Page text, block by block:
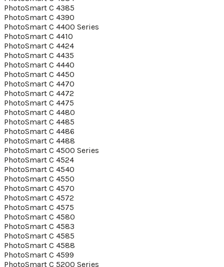
PhotoSmart C 4385
PhotoSmart C 4390
PhotoSmart C 4400 Series
PhotoSmart C 4410
PhotoSmart C 4424
PhotoSmart C 4435
PhotoSmart C 4440
PhotoSmart C 4450
PhotoSmart C 4470
PhotoSmart C 4472
PhotoSmart C 4475
PhotoSmart C 4480
PhotoSmart C 4485
PhotoSmart C 4486
PhotoSmart C 4488
PhotoSmart C 4500 Series
PhotoSmart C 4524
PhotoSmart C 4540
PhotoSmart C 4550
PhotoSmart C 4570
PhotoSmart C 4572
PhotoSmart C 4575
PhotoSmart C 4580
PhotoSmart C 4583
PhotoSmart C 4585
PhotoSmart C 4588
PhotoSmart C 4599
PhotoSmart C 5200 Series